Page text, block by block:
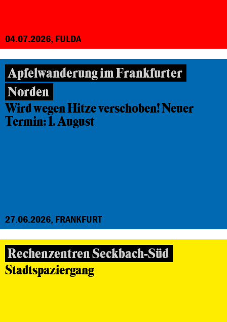
04.07.2026, FULDA
Apfelwanderung im Frankfurter
Norden
Wird wegen Hitze verschoben! Neuer
Termin: 1. August
27.06.2026, FRANKFURT
Rechenzentren Seckbach-Süd
Stadtspaziergang